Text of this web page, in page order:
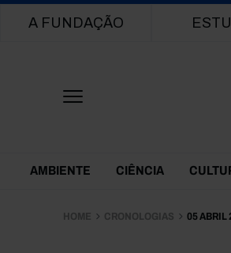
Main navigation
A FUNDAÇÃO
Themes Menu
AMBIENTE CIÊNCIA
HOME CRONOLOGIAS 05 ABRIL